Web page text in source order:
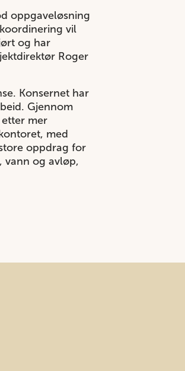
oppgaveløsning
vil
og har
Roger
Konsernet har
Gjennom
mer
med
oppdrag for
vann og avløp,